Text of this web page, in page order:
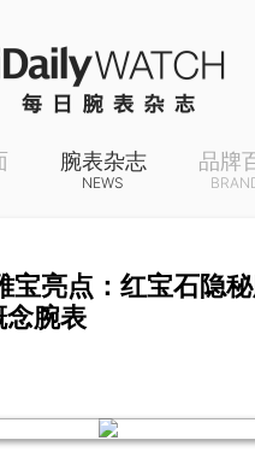
腕表杂志
NEWS
品牌
宝亮点：红宝石隐
腕表